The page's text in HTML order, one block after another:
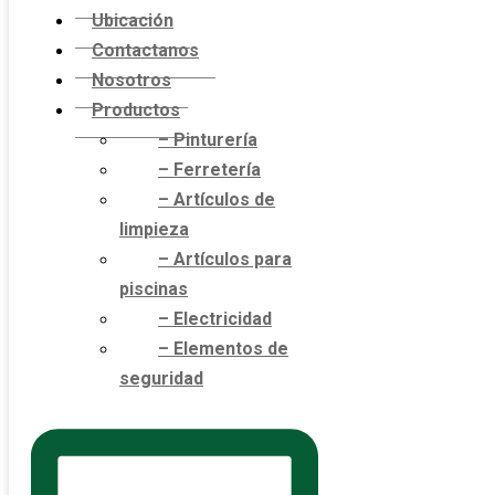
Ubicación
Contactanos
Nosotros
Productos
– Pinturería
– Ferretería
– Artículos de
limpieza
– Artículos para
piscinas
– Electricidad
– Elementos de
seguridad